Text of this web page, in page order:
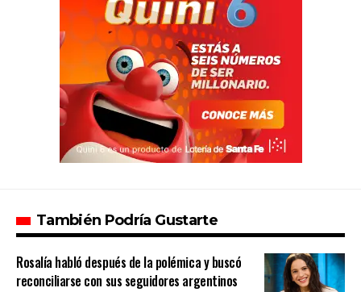
También Podría Gustarte
Rosalía habló después de la polémica y buscó
reconciliarse con sus seguidores argentinos